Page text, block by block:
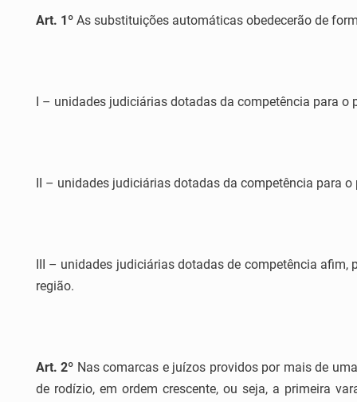
Art. 1ºAs substituições automáticas obedecerão de
I – unidades judiciárias dotadas da competência para
II – unidades judiciárias dotadas da competência para
III – unidades judiciárias dotadas de competência afim,
região.
Art. 2º Nas comarcas e juízos providos por mais de
de rodízio, em ordem crescente, ou seja, a primeira